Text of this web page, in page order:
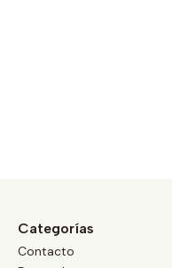
Categorías
Contacto